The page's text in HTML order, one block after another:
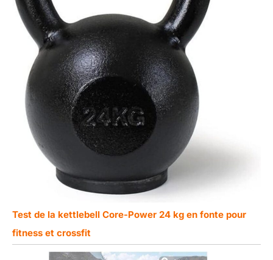
Test de la kettlebell Core-Power 24 kg en fonte pour
fitness et crossfit